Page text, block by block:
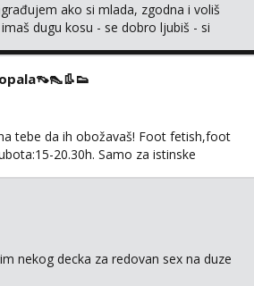
ako si mlada, zgodna i voliš
dugu kosu - se dobro ljubiš - si
tebe da ih obožavaš! Foot fetish,foot
20.30h. Samo za istinske
nekog decka za redovan sex na duze